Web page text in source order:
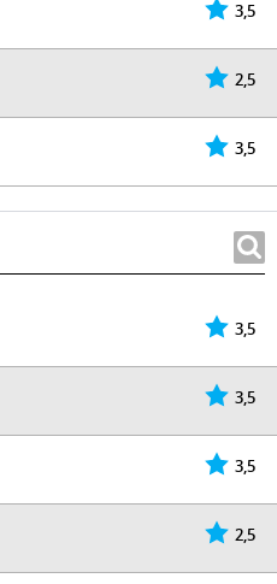
3,5
2,5
3,5
3,5
3,5
3,5
2,5